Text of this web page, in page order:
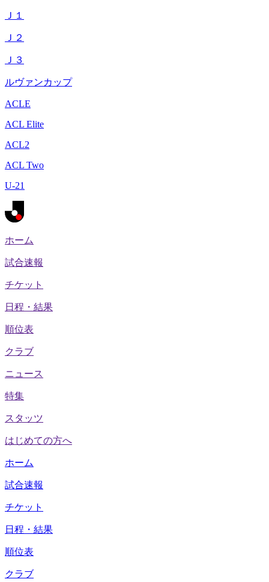
Ｊ１
Ｊ２
Ｊ３
ルヴァンカップ
ACLE
ACL Elite
ACL2
ACL Two
U-21
ホーム
試合速報
チケット
日程・結果
順位表
クラブ
ニュース
特集
スタッツ
はじめての方へ
ホーム
試合速報
チケット
日程・結果
順位表
クラブ